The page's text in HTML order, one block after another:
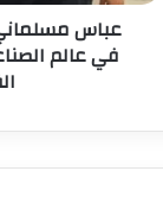
المطابخ
الفاخرة
عباس
في عالم